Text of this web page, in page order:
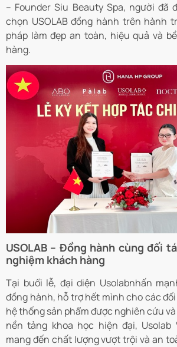
– Founder Siu Beauty Spa, người đã
chọn USOLAB đồng hành trên hành
pháp làm đẹp an toàn, hiệu quả và
hàng.
USOLAB – Đồng hành cùng đối
nghiệm khách hàng
Tại buổi lễ, đại diện Usolabnhấn
đồng hành, hỗ trợ hết mình cho các
hệ thống sản phẩm được nghiên cứu
nền tảng khoa học hiện đại, Usolab
mang đến chất lượng vượt trội và an